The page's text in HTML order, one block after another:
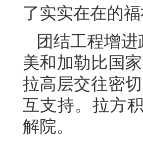
了实实在在的福
团结工程增
美和加勒比国
拉高层交往密
互支持。拉方
解院。